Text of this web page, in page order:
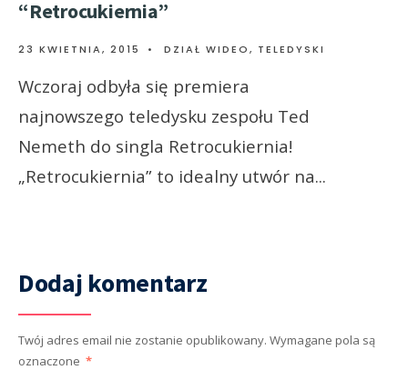
“Retrocukiernia”
23 KWIETNIA, 2015 • DZIAŁ WIDEO, TELEDYSKI
Wczoraj odbyła się premiera
najnowszego teledysku zespołu Ted
Nemeth do singla Retrocukiernia!
„Retrocukiernia” to idealny utwór na...
Dodaj komentarz
Twój adres email nie zostanie opublikowany. Wymagane pola są
oznaczone *